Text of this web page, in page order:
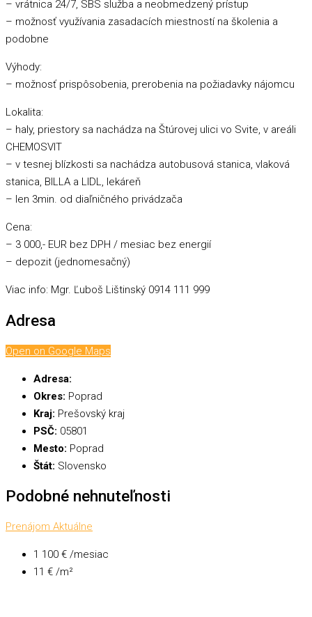
– vrátnica 24/7, SBS služba a neobmedzený prístup
– možnosť využívania zasadacích miestností na školenia a
podobne
Výhody:
– možnosť prispôsobenia, prerobenia na požiadavky nájomcu
Lokalita:
– haly, priestory sa nachádza na Štúrovej ulici vo Svite, v areáli
CHEMOSVIT
– v tesnej blízkosti sa nachádza autobusová stanica, vlaková
stanica, BILLA a LIDL, lekáreň
– len 3min. od diaľničného privádzača
Cena:
– 3 000,- EUR bez DPH / mesiac bez energií
– depozit (jednomesačný)
Viac info: Mgr. Ľuboš Lištinský 0914 111 999
Adresa
Open on Google Maps
Adresa:
Okres: Poprad
Kraj: Prešovský kraj
PSČ: 05801
Mesto: Poprad
Štát: Slovensko
Podobné nehnuteľnosti
Prenájom Aktuálne
1 100 € /mesiac
11 € /m²